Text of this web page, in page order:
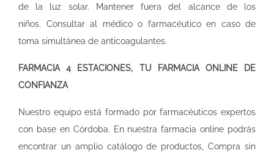
de la luz solar. Mantener fuera del alcance de los
niños. Consultar al médico o farmacéutico en caso de
toma simultánea de anticoagulantes.
FARMACIA 4 ESTACIONES, TU FARMACIA ONLINE DE
CONFIANZA
Nuestro equipo está formado por farmacéuticos expertos
con base en Córdoba. En nuestrafarmacia online podrás
encontrar un amplio catálogo de productos, Compra sin